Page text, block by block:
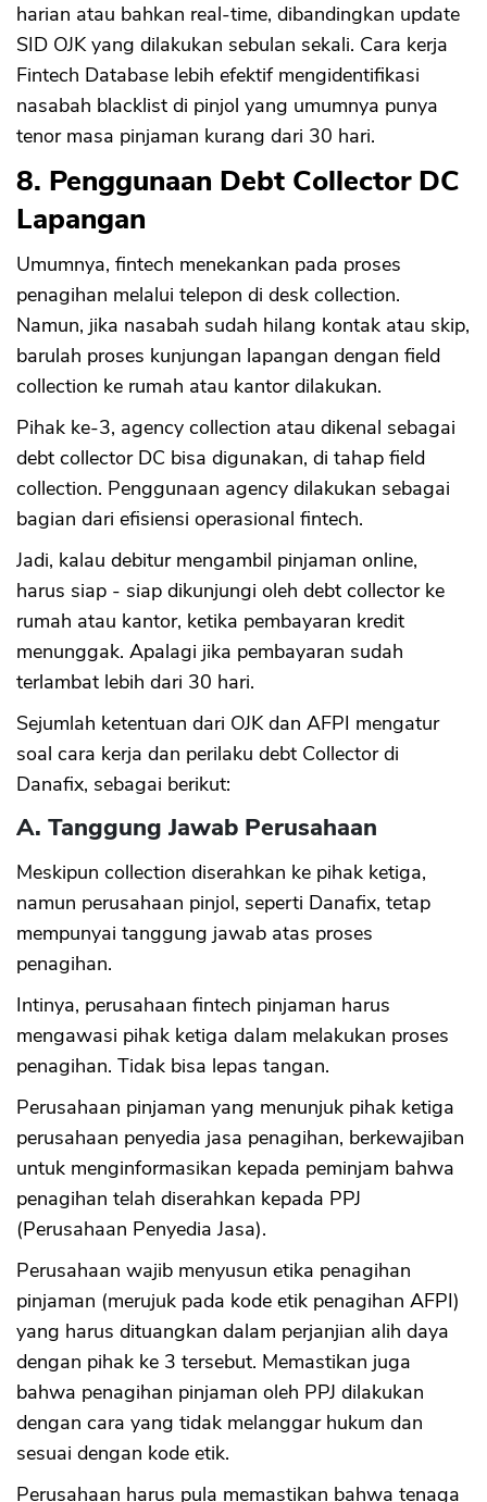
harian atau bahkan real-time, dibandingkan update
SID OJK yang dilakukan sebulan sekali. Cara kerja
Fintech Database lebih efektif mengidentifikasi
nasabah blacklist di pinjol yang umumnya punya
tenor masa pinjaman kurang dari 30 hari.
8. Penggunaan Debt Collector DC
Lapangan
Umumnya, fintech menekankan pada proses
penagihan melalui telepon di desk collection.
Namun, jika nasabah sudah hilang kontak atau skip,
barulah proses kunjungan lapangan dengan field
collection ke rumah atau kantor dilakukan.
Pihak ke-3, agency collection atau dikenal sebagai
debt collector DC bisa digunakan, di tahap field
collection. Penggunaan agency dilakukan sebagai
bagian dari efisiensi operasional fintech.
Jadi, kalau debitur mengambil pinjaman online,
harus siap - siap dikunjungi oleh debt collector ke
rumah atau kantor, ketika pembayaran kredit
menunggak. Apalagi jika pembayaran sudah
terlambat lebih dari 30 hari.
Sejumlah ketentuan dari OJK dan AFPI mengatur
soal cara kerja dan perilaku debt Collector di
Danafix, sebagai berikut:
A. Tanggung Jawab Perusahaan
Meskipun collection diserahkan ke pihak ketiga,
namun perusahaan pinjol, seperti Danafix, tetap
mempunyai tanggung jawab atas proses
penagihan.
Intinya, perusahaan fintech pinjaman harus
mengawasi pihak ketiga dalam melakukan proses
penagihan. Tidak bisa lepas tangan.
Perusahaan pinjaman yang menunjuk pihak ketiga
perusahaan penyedia jasa penagihan, berkewajiban
untuk menginformasikan kepada peminjam bahwa
penagihan telah diserahkan kepada PPJ
(Perusahaan Penyedia Jasa).
Perusahaan wajib menyusun etika penagihan
pinjaman (merujuk pada kode etik penagihan AFPI)
yang harus dituangkan dalam perjanjian alih daya
dengan pihak ke 3 tersebut. Memastikan juga
bahwa penagihan pinjaman oleh PPJ dilakukan
dengan cara yang tidak melanggar hukum dan
sesuai dengan kode etik.
Perusahaan harus pula memastikan bahwa tenaga